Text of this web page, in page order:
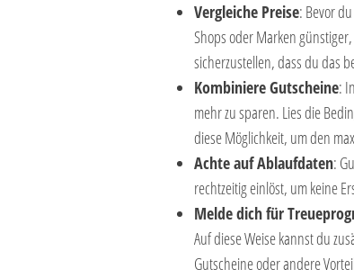
Vergleiche Preise: Bevor
Shops oder Marken
sicherzustellen, dass du das
Kombiniere Gutscheine:
mehr zu sparen. Lies die
diese Möglichkeit, um den
Achte auf Ablaufdaten:
rechtzeitig einlöst, um keine
Melde dich für
Auf diese Weise kannst du
Gutscheine oder andere